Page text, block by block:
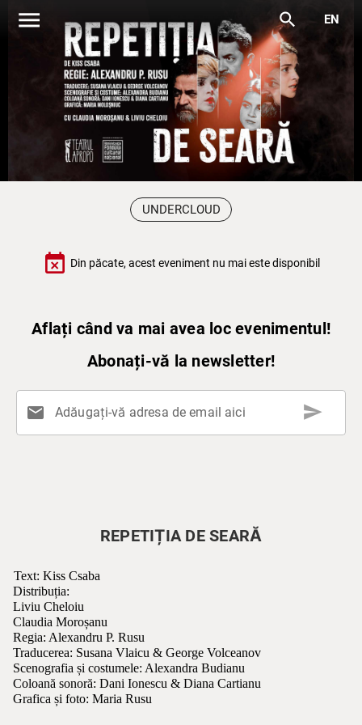
menu search EN
UNDERCLOUD
event_busy Din păcate, acest eveniment nu mai este disponibil
Aflați când va mai avea loc evenimentul!
Abonați-vă la newsletter!
mail Adăugați-vă adresa de email aici send
REPETIȚIA DE SEARĂ
Text: Kiss Csaba
Distribuția:
Liviu Cheloiu
Claudia Moroșanu
Regia: Alexandru P. Rusu
Traducerea: Susana Vlaicu & George Volceanov
Scenografia și costumele: Alexandra Budianu
Coloană sonoră: Dani Ionescu & Diana Cartianu
Grafica și foto: Maria Rusu